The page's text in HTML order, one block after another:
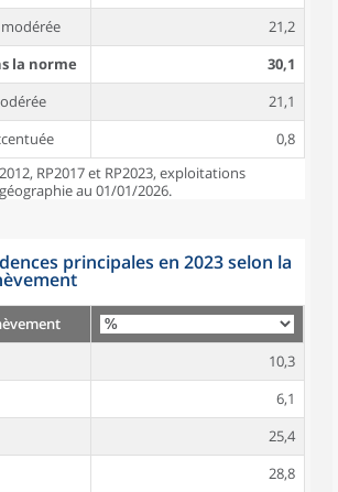
21,2
la norme
30,1
21,1
0,8
RP2017 et RP2023, exploitations
au 01/01/2026.
principales en 2023 selon la
10,3
6,1
25,4
28,8